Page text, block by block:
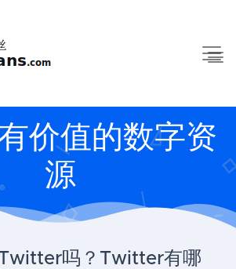
价值的数字资
源
吗？Twitter有哪